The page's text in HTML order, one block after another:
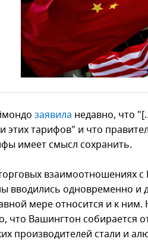
заявила недавно, что
этих тарифов" и что
имеет смысл сохранить.
взаимоотношениях с
вводились одновременно и
мере относится и к ним.
что Вашингтон собирается
производителей стали и